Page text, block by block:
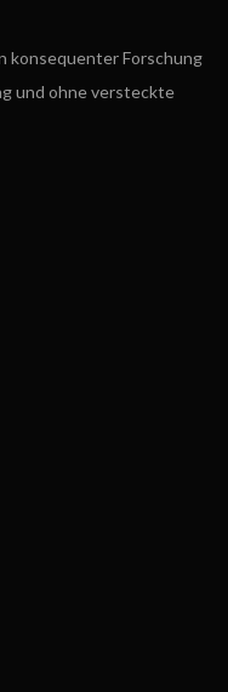
konsequenter Forschung
und ohne versteckte